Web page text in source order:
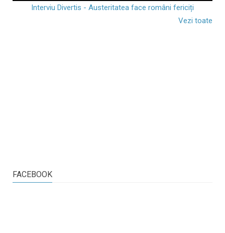
Interviu Divertis - Austeritatea face români fericiți
Vezi toate
FACEBOOK